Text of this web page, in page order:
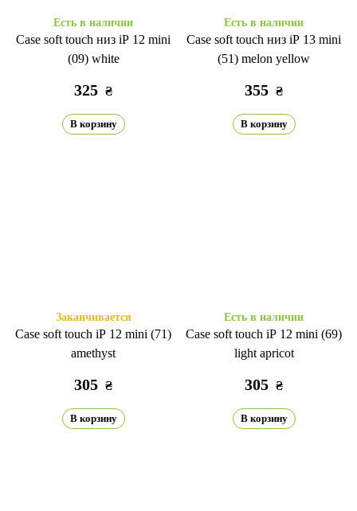
Есть в наличии
Case soft touch низ iP 12 mini
(09) white
325 ₴
В корзину
Есть в наличии
Case soft touch низ iP 13 mini
(51) melon yellow
355 ₴
В корзину
Заканчивается
Case soft touch iP 12 mini (71)
amethyst
305 ₴
В корзину
Есть в наличии
Case soft touch iP 12 mini (69)
light apricot
305 ₴
В корзину